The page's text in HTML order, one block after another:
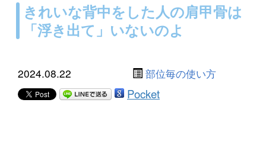
きれいな背中をした人の肩甲骨は
「浮き出て」いないのよ
2024.08.22 部位毎の使い方
Pocket